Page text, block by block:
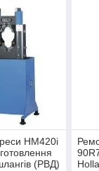
HM420i
(РВД)